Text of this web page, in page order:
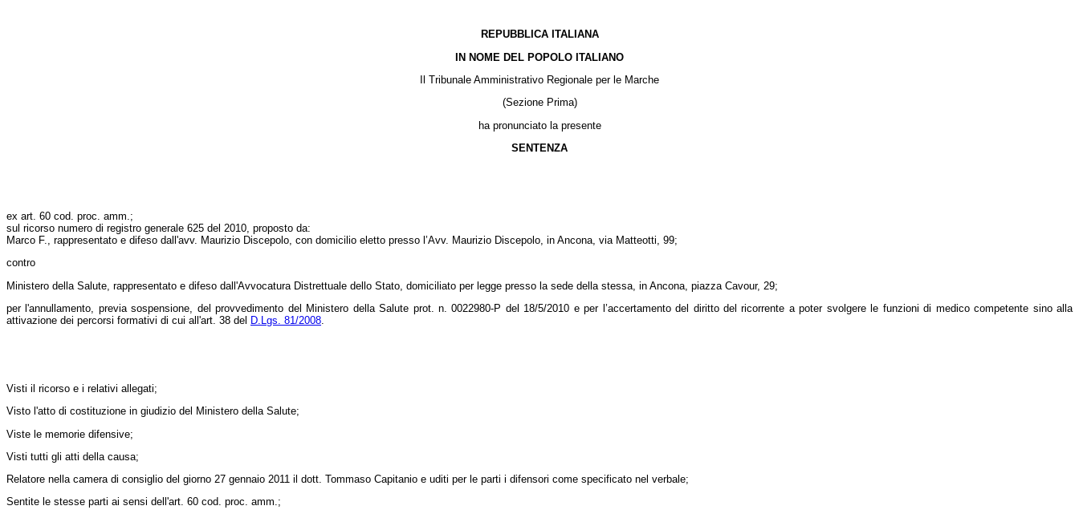
REPUBBLICA ITALIANA
IN NOME DEL POPOLO ITALIANO
Il Tribunale Amministrativo Regionale per le Marche
(Sezione Prima)
ha pronunciato la presente
SENTENZA
ex art. 60 cod. proc. amm.;
sul ricorso numero di registro generale 625 del 2010, proposto da:
Marco F., rappresentato e difeso dall'avv. Maurizio Discepolo, con domicilio eletto presso l’Avv. Maurizio Discepolo, in Ancona, via Matteotti, 99;
contro
Ministero della Salute, rappresentato e difeso dall'Avvocatura Distrettuale dello Stato, domiciliato per legge presso la sede della stessa, in Ancona, piazza Cavour, 29;
per l'annullamento, previa sospensione, del provvedimento del Ministero della Salute prot. n. 0022980-P del 18/5/2010 e per l’accertamento del diritto del ricorrente a poter svolgere le funzioni di medico competente sino alla
attivazione dei percorsi formativi di cui all'art. 38 del D.Lgs. 81/2008
Visti il ricorso e i relativi allegati;
Visto l'atto di costituzione in giudizio del Ministero della Salute;
Viste le memorie difensive;
Visti tutti gli atti della causa;
Relatore nella camera di consiglio del giorno 27 gennaio 2011 il dott. Tommaso Capitanio e uditi per le parti i difensori come specificato nel verbale;
Sentite le stesse parti ai sensi dell'art. 60 cod. proc. amm.;